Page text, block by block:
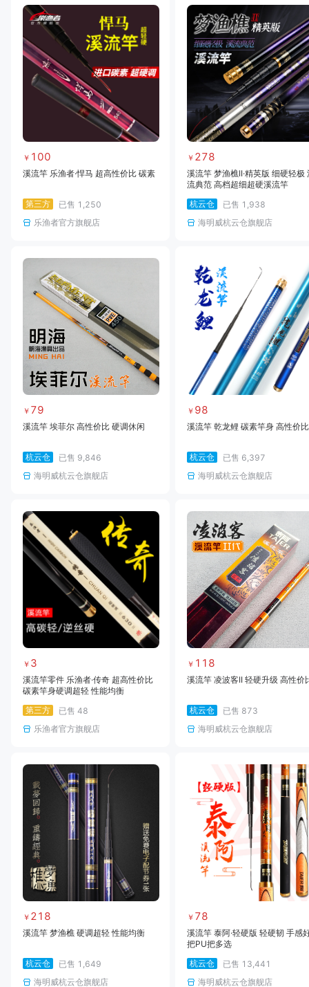
￥ 100
溪流竿 乐渔者·悍马 超高性价比 碳素
第三方 已售 1,250
乐渔者官方旗舰店
￥ 278
溪流竿 梦渔樵II·精英版 细硬轻极
流典范 高档超细超硬溪流竿
杭云仓
已售 1,938
海明威杭云仓旗舰店
￥ 79
溪流竿 埃菲尔 高性价比 硬调休闲
杭云仓 已售 9,846
海明威杭云仓旗舰店
￥ 98
溪流竿 乾龙鲤 碳素竿身 高性价比
杭云仓 已售 6,397
海明威杭云仓旗舰店
￥ 3
溪流竿零件 乐渔者·传奇 超高性价比
碳素竿身硬调超轻 性能均衡
第三方
已售 48
乐渔者官方旗舰店
￥ 118
溪流竿 凌波客II 轻硬升级 高性价
杭云仓 已售 873
海明威杭云仓旗舰店
￥ 218
溪流竿 梦渔樵 硬调超轻 性能均衡
杭云仓 已售 1,649
海明威杭云仓旗舰店
￥ 78
溪流竿 泰阿·轻硬版 轻硬韧 手感好
把PU把多选
杭云仓
已售 13,441
海明威杭云仓旗舰店